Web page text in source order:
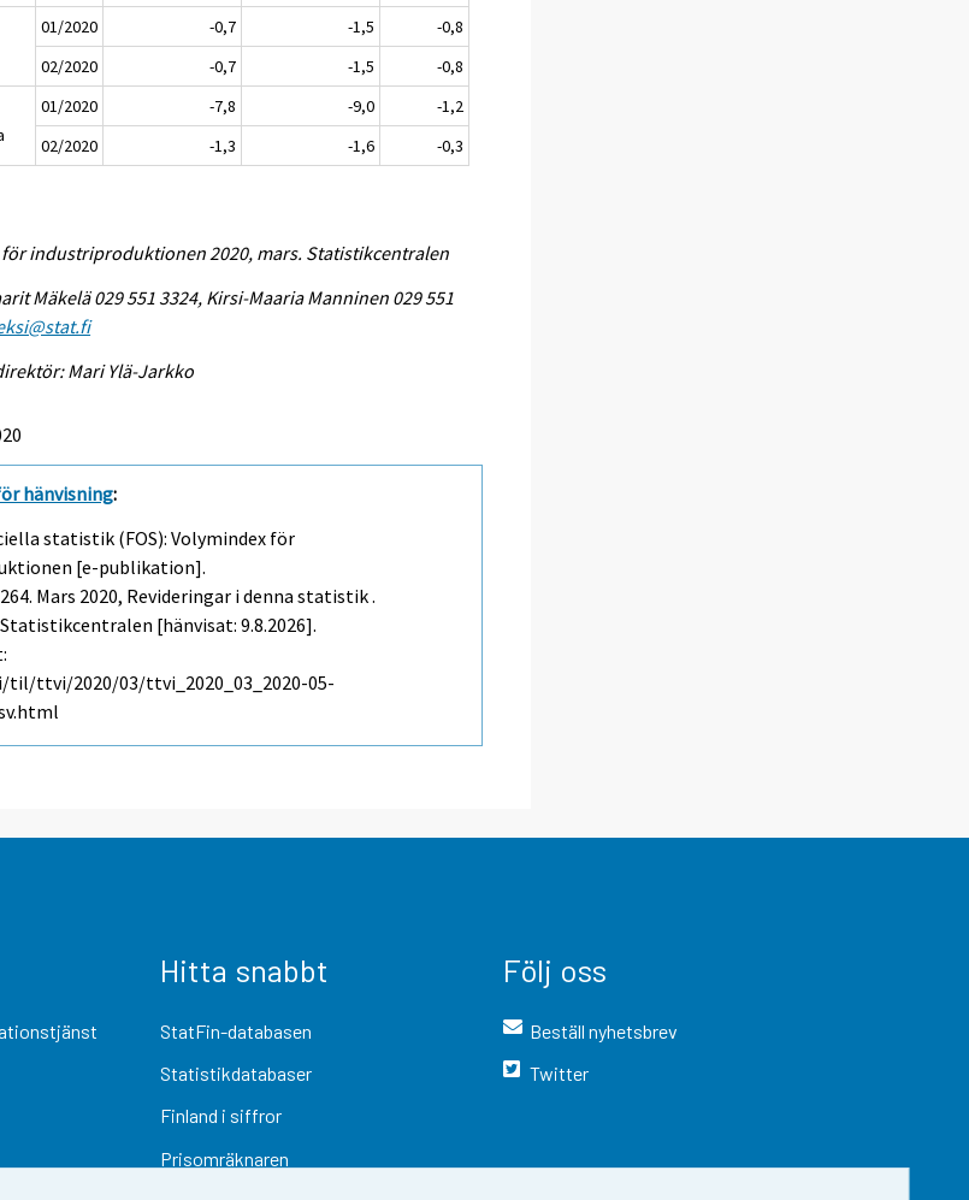
01/2020 -0,7 -1,5
-0,8
02/2020
-0,7 -1,5
-0,8
01/2020 -7,8 -9,0
-1,2
02/2020
-1,3 -1,6 -0,3
för industriproduktionen 2020, mars. Statistikcentralen
Mäkelä 029 551 3324, Kirsi-Maaria Manninen 029 551
Mari Ylä-Jarkko
hänvisning:
statistik (FOS): Volymindex för
[e-publikation].
Mars 2020, Revideringar i denna statistik .
[hänvisat: 9.8.2026].
ttvi/2020/03/ttvi_2020_03_2020-05-
Hitta snabbt
StatFin-databasen
Statistikdatabaser
Finland i siffror
Prisomräknaren
Följ oss
Beställ nyhetsbrev
Twitter